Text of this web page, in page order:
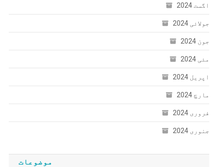
اگست 2024
جولائی 2024
جون 2024
مئی 2024
اپریل 2024
مارچ 2024
فروری 2024
جنوری 2024
موضوعات